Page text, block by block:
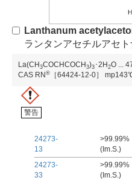
Lanthanum
ランタンアセチルアセ
La(CH 3COCHCOCH 3)3 ･2H 2O ...
CAS RN ® ［64424-12-0］
警告
24273-
13
>99.99%
(Im.S.)
24273-
33
>99.99%
(Im.S.)